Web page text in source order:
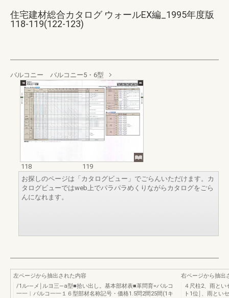
住宅建材総合カタログ ウォールEX編_1995年度版
118-119(122-123)
バルコニー バルコニー5・6型
118
119
お探しのページは「カタログビュー」でごらんいただけます。カ
タログビューではweb上でパラパラめくりながらカタログをごら
んになれます。
左ページから抽出された内容
/1ル‐―メ￨ルヨ三―a型■拾い出し。基本部材表■革問育=バルコ
一一︱バルコ一一１６型部材名称記号・価格1.5問2間25間(1キ
右ページから抽出
４尺柱2、雨と
ト1位￨、雨とい